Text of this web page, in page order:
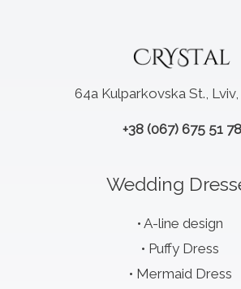
64a Kulparkovska St.,
+38 (067) 675 51 78
Wedding
A-line design
Puffy Dress
Mermaid Dress